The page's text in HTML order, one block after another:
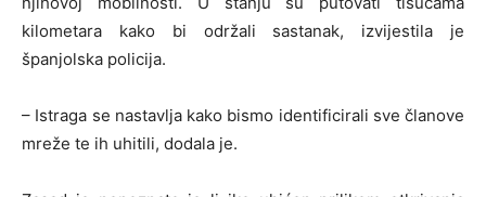
kilometara kako bi održali sastanak, izvijestila je
španjolska policija.
– Istraga se nastavlja kako bismo identificirali sve članove
mreže te ih uhitili, dodala je.